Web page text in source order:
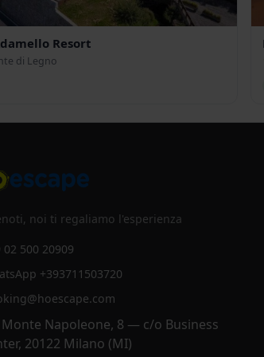
Resort
di Legno
noi ti regaliamo l'esperienza
02 500 20909
+393711503720
Monte Napoleone, 8 — c/o Business
20122 Milano (MI)